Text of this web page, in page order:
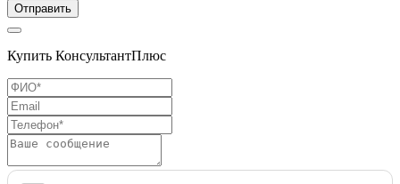
Отправить
Купить КонсультантПлюс